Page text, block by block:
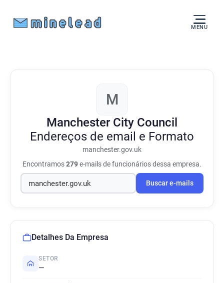
MENU
M
Manchester City Council
Endereços de email e Formato
manchester.gov.uk
Encontramos279e-mails de funcionários dessa empresa.
Buscar e-mails
Detalhes Da Empresa
SETOR
—